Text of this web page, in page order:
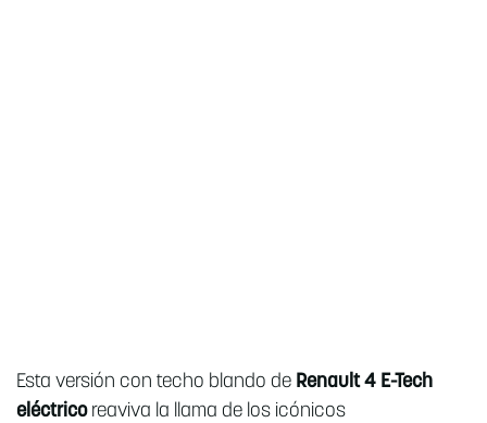
Esta versión con techo blando de Renault 4 E-Tech
eléctricoreaviva la llama de los icónicos